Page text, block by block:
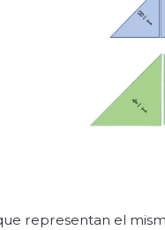
representan el